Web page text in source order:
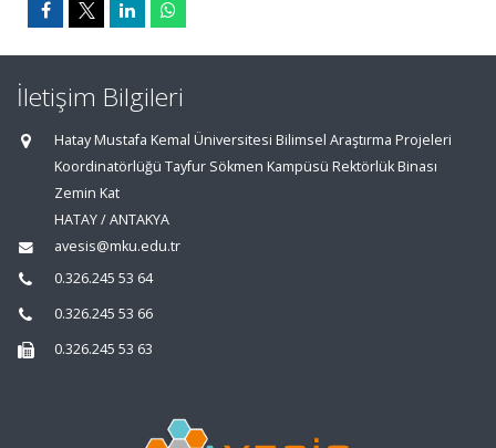
İletişim Bilgileri
Hatay Mustafa Kemal Üniversitesi Bilimsel Araştırma Projeleri
Koordinatörlüğü Tayfur Sökmen Kampüsü Rektörlük Binası
Zemin Kat
HATAY / ANTAKYA
avesis@mku.edu.tr
0.326.245 53 64
0.326.245 53 66
0.326.245 53 63